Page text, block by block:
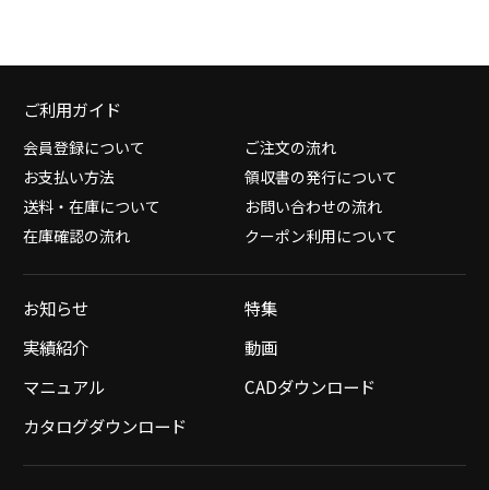
ご利用ガイド
会員登録について
ご注文の流れ
お支払い方法
領収書の発行について
送料・在庫について
お問い合わせの流れ
在庫確認の流れ
クーポン利用について
お知らせ
特集
実績紹介
動画
マニュアル
CADダウンロード
カタログダウンロード